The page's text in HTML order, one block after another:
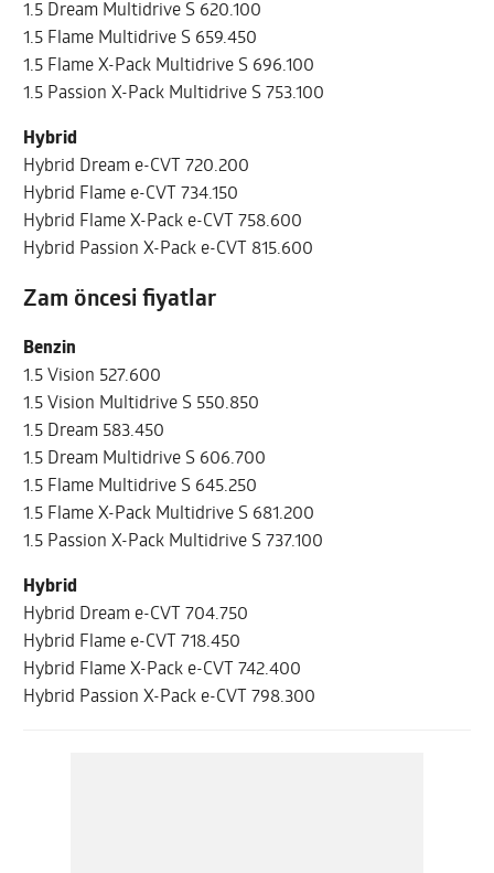
1.5 Dream Multidrive S 620.100
1.5 Flame Multidrive S 659.450
1.5 Flame X-Pack Multidrive S 696.100
1.5 Passion X-Pack Multidrive S 753.100
Hybrid
Hybrid Dream e-CVT 720.200
Hybrid Flame e-CVT 734.150
Hybrid Flame X-Pack e-CVT 758.600
Hybrid Passion X-Pack e-CVT 815.600
Zam öncesi fiyatlar
Benzin
1.5 Vision 527.600
1.5 Vision Multidrive S 550.850
1.5 Dream 583.450
1.5 Dream Multidrive S 606.700
1.5 Flame Multidrive S 645.250
1.5 Flame X-Pack Multidrive S 681.200
1.5 Passion X-Pack Multidrive S 737.100
Hybrid
Hybrid Dream e-CVT 704.750
Hybrid Flame e-CVT 718.450
Hybrid Flame X-Pack e-CVT 742.400
Hybrid Passion X-Pack e-CVT 798.300